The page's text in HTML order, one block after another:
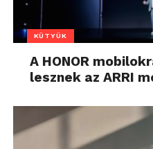
KÜTYÜK
A HONOR
lesznek az ARRI